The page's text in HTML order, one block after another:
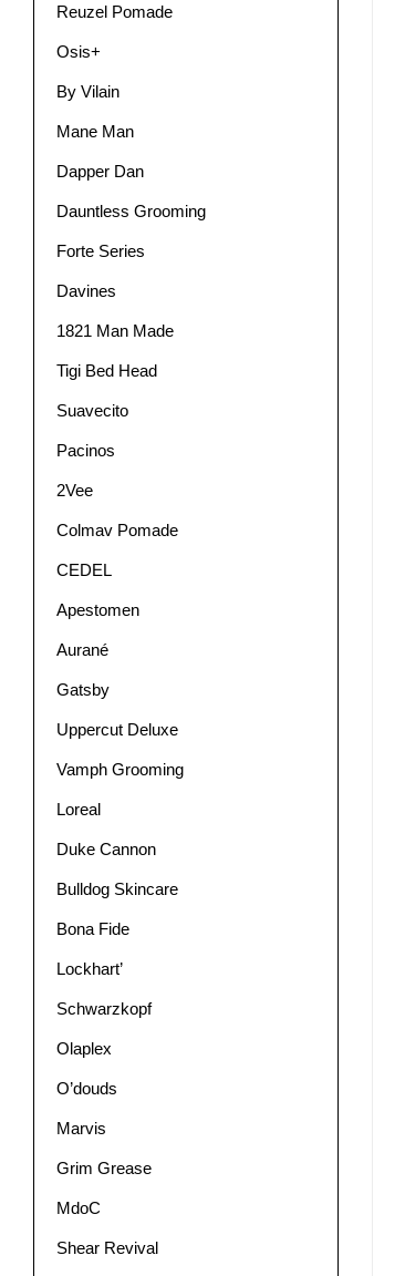
Reuzel Pomade
Osis+
By Vilain
Mane Man
Dapper Dan
Dauntless Grooming
Forte Series
Davines
1821 Man Made
Tigi Bed Head
Suavecito
Pacinos
2Vee
Colmav Pomade
CEDEL
Apestomen
Aurané
Gatsby
Uppercut Deluxe
Vamph Grooming
Loreal
Duke Cannon
Bulldog Skincare
Bona Fide
Lockhart’
Schwarzkopf
Olaplex
O’douds
Marvis
Grim Grease
MdoC
Shear Revival